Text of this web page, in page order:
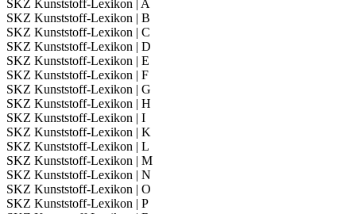
SKZ Kunststoff-Lexikon | A
SKZ Kunststoff-Lexikon | B
SKZ Kunststoff-Lexikon | C
SKZ Kunststoff-Lexikon | D
SKZ Kunststoff-Lexikon | E
SKZ Kunststoff-Lexikon | F
SKZ Kunststoff-Lexikon | G
SKZ Kunststoff-Lexikon | H
SKZ Kunststoff-Lexikon | I
SKZ Kunststoff-Lexikon | K
SKZ Kunststoff-Lexikon | L
SKZ Kunststoff-Lexikon | M
SKZ Kunststoff-Lexikon | N
SKZ Kunststoff-Lexikon | O
SKZ Kunststoff-Lexikon | P